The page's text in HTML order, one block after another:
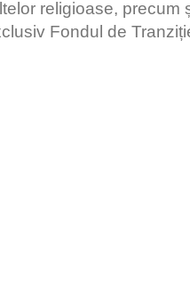
religioase,
Fondul de